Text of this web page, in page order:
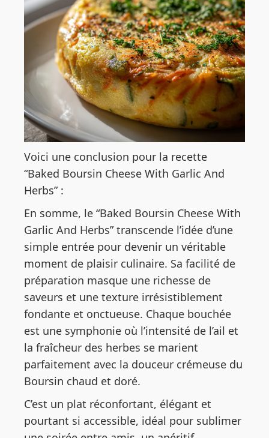
Voici une conclusion pour la recette
“Baked Boursin Cheese With Garlic And
Herbs” :
En somme, le “Baked Boursin Cheese With
Garlic And Herbs” transcende l’idée d’une
simple entrée pour devenir un véritable
moment de plaisir culinaire. Sa facilité de
préparation masque une richesse de
saveurs et une texture irrésistiblement
fondante et onctueuse. Chaque bouchée
est une symphonie où l’intensité de l’ail et
la fraîcheur des herbes se marient
parfaitement avec la douceur crémeuse du
Boursin chaud et doré.
C’est un plat réconfortant, élégant et
pourtant si accessible, idéal pour sublimer